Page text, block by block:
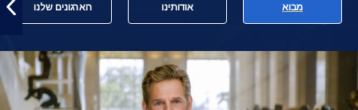
מבוא אודותינו הארגונים שלנו